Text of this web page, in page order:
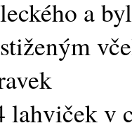
a
lahviček v